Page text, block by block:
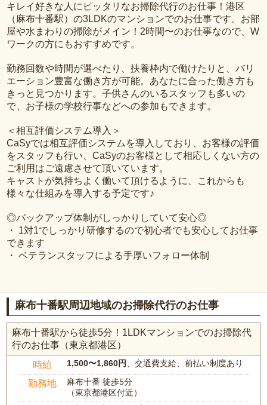
キレイ好きな人にピッタリなお掃除代行のお仕事！港区
（麻布十番駅）の3LDKのマンションでのお仕事です。お部
屋や水まわりの掃除がメイン！2時間〜のお仕事なので、W
ワークの方にもおすすめです。
勤務回数や時間が選べたり、扶養枠内で働けたりと、バリ
エーション豊富な働き方が可能。あなたに合った働き方も
きっと見つかります。子供さんのいるスタッフも多いの
で、お子様の学校行事などへの参加もできます。
＜相互評価システム導入＞
CaSyでは相互評価システムを導入しており、お客様の評価
をスタッフも行い、CaSyのお客様として相応しくない方の
ご利用はご遠慮させて頂いています。
キャストが気持ちよく働いて頂けるように、これからも
様々な仕組みを導入する予定です♪
◎バックアップ体制がしっかりしていて安心◎
・ 1対1でしっかり研修するので初心者でも安心してお仕事
できます
・ ベテランスタッフによる手厚いフォロー体制
麻布十番駅周辺地域のお掃除代行のお仕事
麻布十番駅から徒歩5分！1LDKマンションでのお掃除代
行のお仕事（東京都港区）
時給 1,500〜1,860円、交通費支給、前払い制度あり
勤務地
麻布十番 徒歩5分
（東京都港区付近）